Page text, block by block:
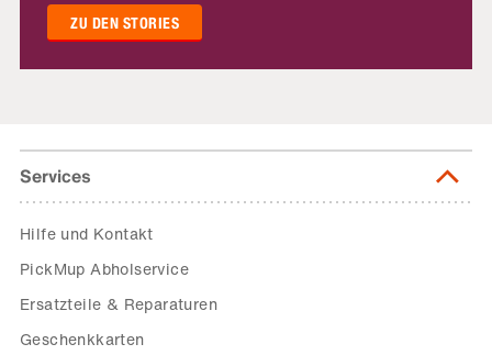
ZU DEN STORIES
Services
Hilfe und Kontakt
PickMup Abholservice
Ersatzteile & Reparaturen
Geschenkkarten